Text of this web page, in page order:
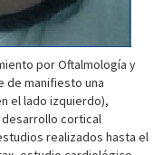
por Oftalmología y
de manifiesto una
el lado izquierdo),
cortical
realizados hasta el